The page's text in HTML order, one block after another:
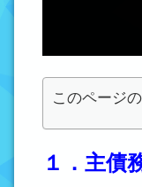
このページ
１．主債